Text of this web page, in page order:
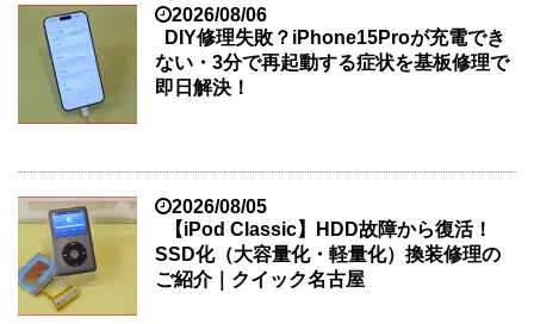
2026/08/06
DIY修理失敗？iPhone15Proが充電でき
ない・3分で再起動する症状を基板修理で
即日解決！
2026/08/05
【iPod Classic】HDD故障から復活！
SSD化（大容量化・軽量化）換装修理の
ご紹介｜クイック名古屋